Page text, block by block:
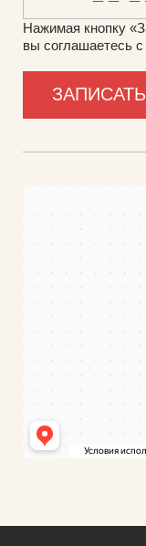
Нажимая кнопку
вы соглашаетесь